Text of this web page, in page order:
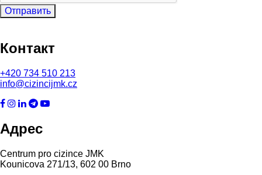
Отправить
Контакт
+420 734 510 213
info@cizincijmk.cz
Адрес
Centrum pro cizince JMK
Kounicova 271/13, 602 00 Brno